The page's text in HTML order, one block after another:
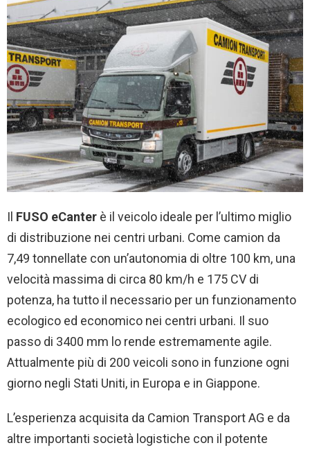
Il FUSO eCanter è il veicolo ideale per l’ultimo miglio
di distribuzione nei centri urbani. Come camion da
7,49 tonnellate con un’autonomia di oltre 100 km, una
velocità massima di circa 80 km/h e 175 CV di
potenza, ha tutto il necessario per un funzionamento
ecologico ed economico nei centri urbani. Il suo
passo di 3400 mm lo rende estremamente agile.
Attualmente più di 200 veicoli sono in funzione ogni
giorno negli Stati Uniti, in Europa e in Giappone.
L’esperienza acquisita da Camion Transport AG e da
altre importanti società logistiche con il potente